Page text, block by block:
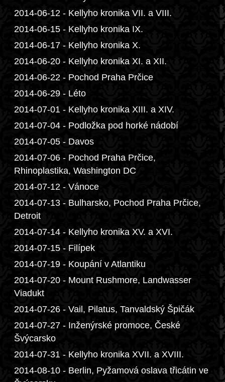
2014-06-12 - Kellyho kronika VII. a VIII.
2014-06-15 - Kellyho kronika IX.
2014-06-17 - Kellyho kronika X.
2014-06-20 - Kellyho kronika XI. a XII.
2014-06-22 - Pochod Praha Prčice
2014-06-29 - Léto
2014-07-01 - Kellyho kronika XIII. a XIV.
2014-07-04 - Podložka pod horké nádobí
2014-07-05 - Davos
2014-07-06 - Pochod Praha Prčice,
Rhinoplastika, Washington DC
2014-07-12 - Vánoce
2014-07-13 - Bulharsko, Pochod Praha Prčice,
Detroit
2014-07-14 - Kellyho kronika XV. a XVI.
2014-07-15 - Filípek
2014-07-19 - Koupání v Atlantiku
2014-07-20 - Mount Rushmore, Landwasser
Viadukt
2014-07-26 - Vail, Pilatus, Tanvaldský Špičák
2014-07-27 - Inženýrské promoce, České
Švýcarsko
2014-07-31 - Kellyho kronika XVII. a XVIII.
2014-08-10 - Berlin, Pyžamová oslava třicátin ve